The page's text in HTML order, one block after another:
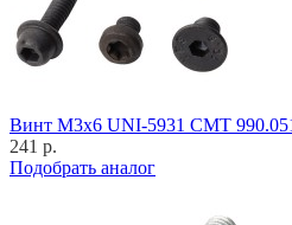
Винт M3x6 UNI-5931 CMT
241 р.
Подобрать аналог